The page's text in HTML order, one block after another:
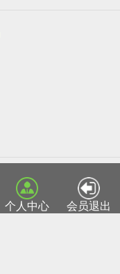
TOP
个人中心 会员退出